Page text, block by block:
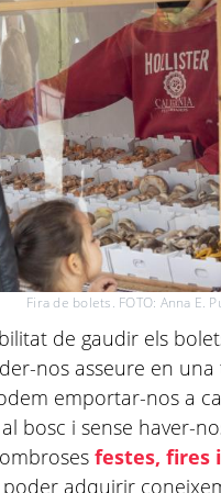
Fira de bolets. FOTO: Anna E.
de gaudir els
nos asseure en
emportar-nos a
bosc i sense haver-
festes, fires
adquirir